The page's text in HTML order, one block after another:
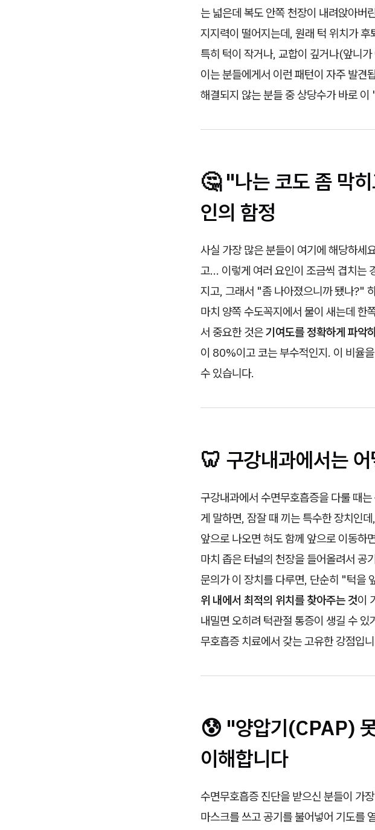
는 넓은데 복도 안쪽 천장이 내려앉아버
지지력이 떨어지는데, 원래 턱 위치가
특히 턱이 작거나, 교합이 깊거나(앞니
이는 분들에게서 이런 패턴이 자주 발견
해결되지 않는 분들 중 상당수가 바로
🤔 "나는 코도 좀 막
인의 함정
사실 가장 많은 분들이 여기에 해당하세
고… 이렇게 여러 요인이 조금씩 겹치는
지고, 그래서 "좀 나아졌으니까 됐나?"
마치 양쪽 수도꼭지에서 물이 새는데
서 중요한 것은기여도를 정확하게 파악
이 80%이고 코는 부수적인지. 이 비율
수 있습니다.
🦷 구강내과에서는
구강내과에서 수면무호흡증을 다룰 때는
게 말하면, 잠잘 때 끼는 특수한 장치인
앞으로 나오면 혀도 함께 앞으로 이동하
마치 좁은 터널의 천장을 들어올려서 공
문의가 이 장치를 다루면, 단순히 "턱을
위 내에서 최적의 위치를 찾아주는 것이
내밀면 오히려 턱관절 통증이 생길 수
무호흡증 치료에서 갖는 고유한 강점입
😰 "양압기(CPAP)
이해합니다
수면무호흡증 진단을 받으신 분들이 가
마스크를 쓰고 공기를 불어넣어 기도를